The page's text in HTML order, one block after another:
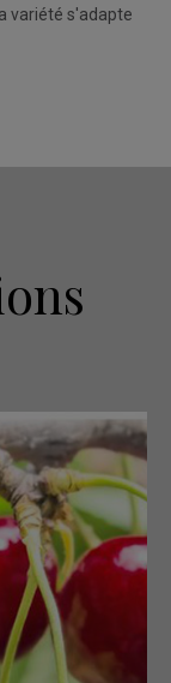
variété s'adapte